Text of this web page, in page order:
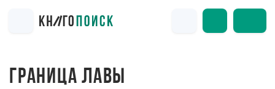
ГРАНИЦА ЛАВЫ